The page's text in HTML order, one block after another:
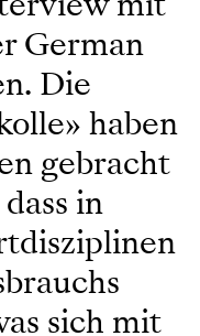
German
Die
haben
gebracht
in
sich mit